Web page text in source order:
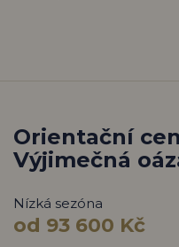
Orientační
Výjimečná
Nízká sezóna
od 93 600 Kč